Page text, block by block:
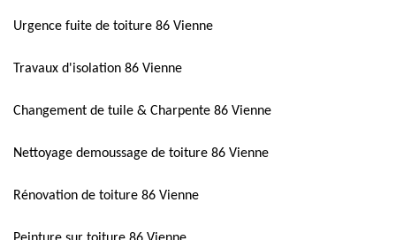
Urgence fuite de toiture 86 Vienne
Travaux d'isolation 86 Vienne
Changement de tuile & Charpente 86 Vienne
Nettoyage demoussage de toiture 86 Vienne
Rénovation de toiture 86 Vienne